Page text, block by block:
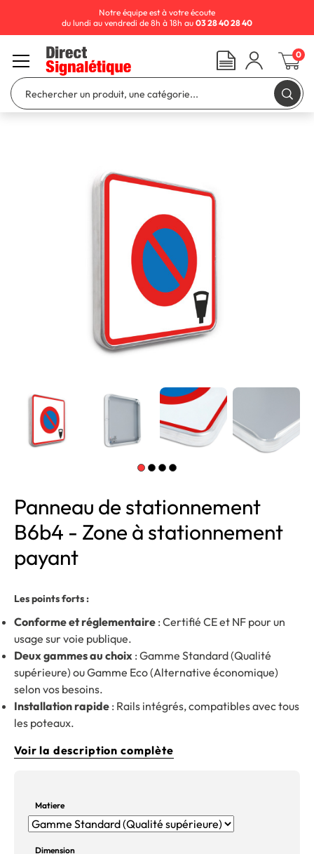
Panneau de stationnement
B6b4 - Zone à stationnement
payant
Les points forts :
Conforme et réglementaire : Certifié CE et NF pour un
usage sur voie publique.
Deux gammes au choix : Gamme Standard (Qualité
supérieure) ou Gamme Eco (Alternative économique)
selon vos besoins.
Installation rapide : Rails intégrés, compatibles avec tous
les poteaux.
Voir la description complète
Matiere
Dimension
Notre équipe est à votre écoute
du lundi au vendredi de 8h à 18h au 03 28 40 28 40
0